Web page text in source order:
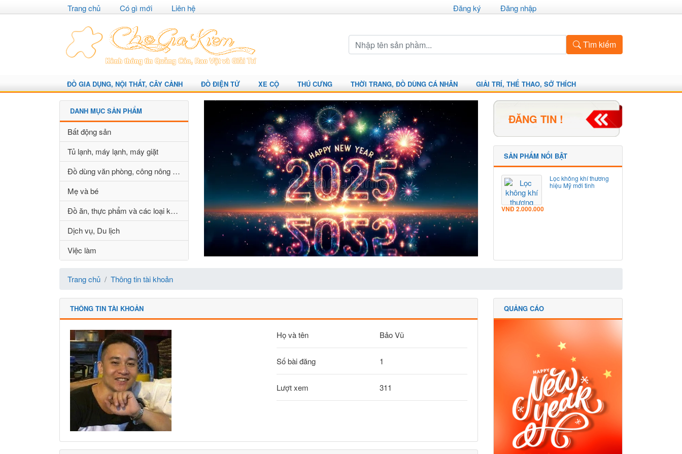
Trang chủ Có gì mới Liên hệ Đăng ký Đăng nhập
Tìm kiếm
ĐỒ GIA DỤNG, NỘI THẤT, CÂY CẢNH ĐỒ ĐIỆN TỬ XE CỘ THÚ CƯNG THỜI TRANG, ĐỒ DÙNG CÁ NHÂN GIẢI TRÍ, THỂ THAO, SỞ THÍCH
DANH MỤC SẢN PHẨM
Bất động sản
Tủ lạnh, máy lạnh, máy giặt
Đồ dùng văn phòng, công nông nghiệp
Mẹ và bé
Đồ ăn, thực phẩm và các loại khác
Dịch vụ, Du lịch
Việc làm
ĐĂNG TIN !
SẢN PHẨM NỔI BẬT
Lọc không khí thương
hiệu Mỹ mới tinh
VNĐ2.000.000
Trang chủ Thông tin tài khoản
THÔNG TIN TÀI KHOẢN
Họ và tên Bảo Vũ
Số bài đăng 1
Lượt xem 311
QUẢNG CÁO